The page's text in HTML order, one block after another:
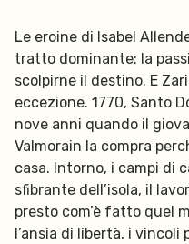
Le eroine di Isabel
tratto dominante: la
scolpirne il destino. E
eccezione. 1770, Santo
nove anni quando il
Valmorain la compra
casa. Intorno, i campi di
sfibrante dell’isola, il
presto com’è fatto quel
l’ansia di libertà, i vincoli